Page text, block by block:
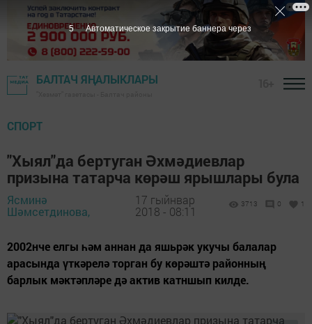
БАЛТАЧ ЯҢАЛЫКЛАРЫ
СПОРТ
"Хыял"да бертуган Әхмәдиевлар
призына татарча көрәш ярышлары була
Ясминә
Шәмсетдинова,
17 гыйнвар
2018 - 08:11
3713 0 1
2002нче елгы һәм аннан да яшьрәк укучы балалар
арасында үткәрелә торган бу көрәштә районның
барлык мәктәпләре дә актив катншып килде.
4 Автоматическое закрытие баннера через